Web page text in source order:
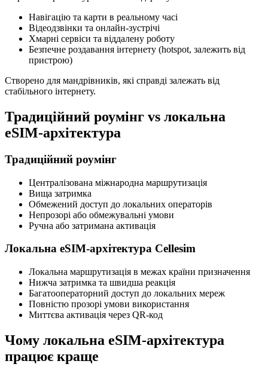
Навігацію та карти в реальному часі
Відеодзвінки та онлайн-зустрічі
Хмарні сервіси та віддалену роботу
Безпечне роздавання інтернету (hotspot, залежить від
пристрою)
Створено для мандрівників, які справді залежать від
стабільного інтернету.
Традиційний роумінг vs локальна
eSIM-архітектура
Традиційний роумінг
Централізована міжнародна маршрутизація
Вища затримка
Обмежений доступ до локальних операторів
Непрозорі або обмежувальні умови
Ручна або затримана активація
Локальна eSIM-архітектура Cellesim
Локальна маршрутизація в межах країни призначення
Нижча затримка та швидша реакція
Багатооператорний доступ до локальних мереж
Повністю прозорі умови використання
Миттєва активація через QR-код
Чому локальна eSIM-архітектура
працює краще